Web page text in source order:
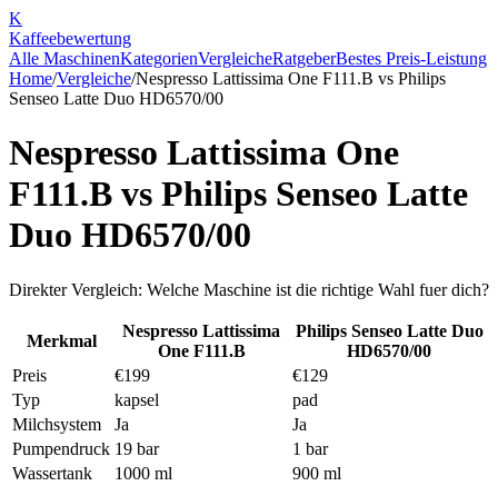
K
Kaffeebewertung
Alle MaschinenKategorienVergleicheRatgeberBestes Preis-Leistung
Home/Vergleiche/Nespresso Lattissima One F111.B vs Philips
Senseo Latte Duo HD6570/00
Nespresso Lattissima One
F111.B vs Philips Senseo Latte
Duo HD6570/00
Direkter Vergleich: Welche Maschine ist die richtige Wahl fuer dich?
Merkmal
Nespresso Lattissima
One F111.B
Philips Senseo Latte Duo
HD6570/00
Preis
€199
€129
Typ
kapsel
pad
Milchsystem
Ja
Ja
Pumpendruck 19 bar
1 bar
Wassertank
1000 ml
900 ml